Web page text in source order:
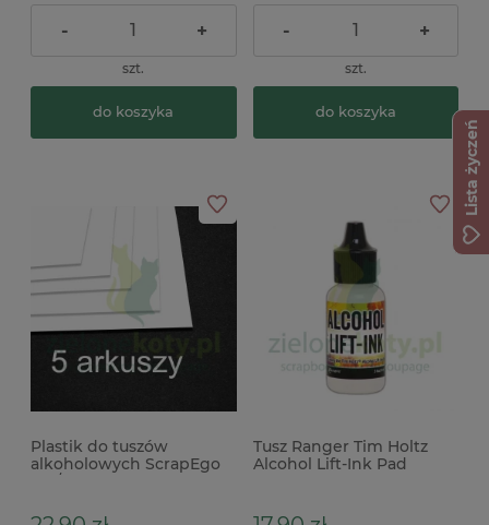
- +
szt.
do koszyka
- +
szt.
do koszyka
Plastik do tuszów
alkoholowych ScrapEgo
Tusz Ranger Tim Holtz
Alcohol Lift-Ink Pad
Lista życzeń